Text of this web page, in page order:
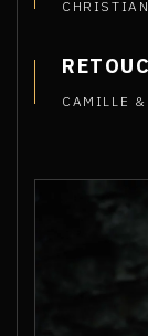
CHRISTIAN
CAMILLE &